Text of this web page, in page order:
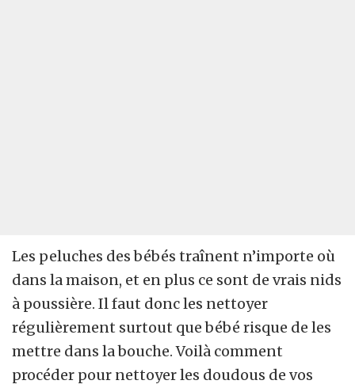
Les peluches des bébés traînent n’importe où
dans la maison, et en plus ce sont de vrais nids
à poussière. Il faut donc les nettoyer
régulièrement surtout que bébé risque de les
mettre dans la bouche. Voilà comment
procéder pour nettoyer les doudous de vos